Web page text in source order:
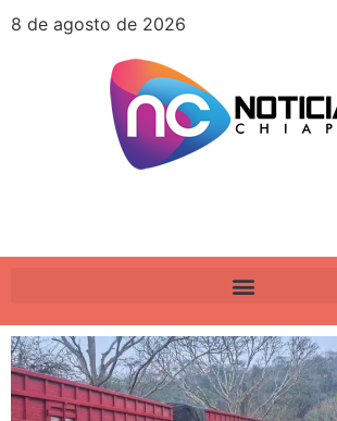
8 de agosto de 2026